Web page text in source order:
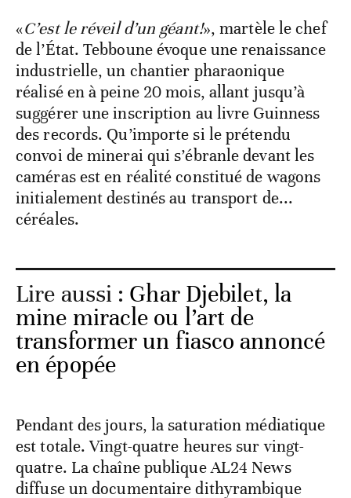
«C’est le réveil d’un géant!», martèle le chef
de l’État. Tebboune évoque une renaissance
industrielle, un chantier pharaonique
réalisé en à peine 20 mois, allant jusqu’à
suggérer une inscription au livre Guinness
des records. Qu’importe si le prétendu
convoi de minerai qui s’ébranle devant les
caméras est en réalité constitué de wagons
initialement destinés au transport de...
céréales.
Lire aussi : Ghar Djebilet, la
mine miracle ou l’art de
transformer un fiasco annoncé
en épopée
Pendant des jours, la saturation médiatique
est totale. Vingt-quatre heures sur vingt-
quatre. La chaîne publique AL24 News
diffuse un documentaire dithyrambique